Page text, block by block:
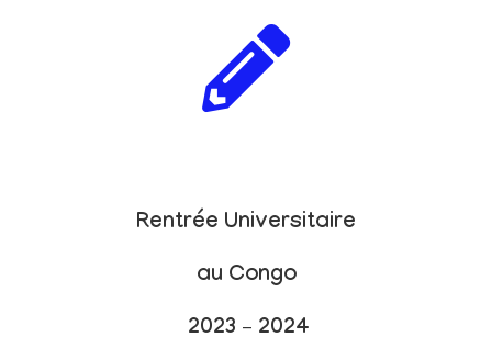
Rentrée Universitaire
au Congo
2023 – 2024